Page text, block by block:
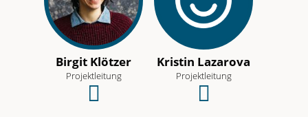
Birgit Klötzer
Projektleitung
Kristin Lazarova
Projektleitung